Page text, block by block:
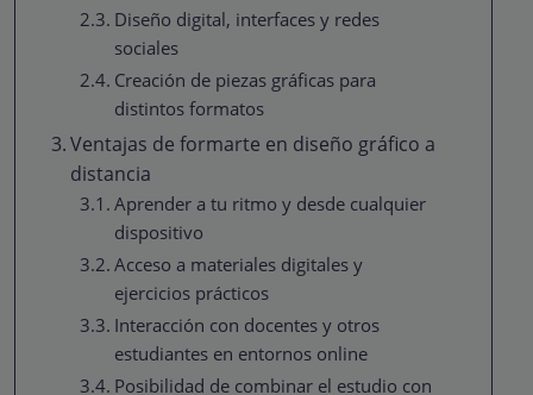
Diseño digital, interfaces y redes
sociales
Creación de piezas gráficas para
distintos formatos
Ventajas de formarte en diseño gráfico a
distancia
Aprender a tu ritmo y desde cualquier
dispositivo
Acceso a materiales digitales y
ejercicios prácticos
Interacción con docentes y otros
estudiantes en entornos online
Posibilidad de combinar el estudio con